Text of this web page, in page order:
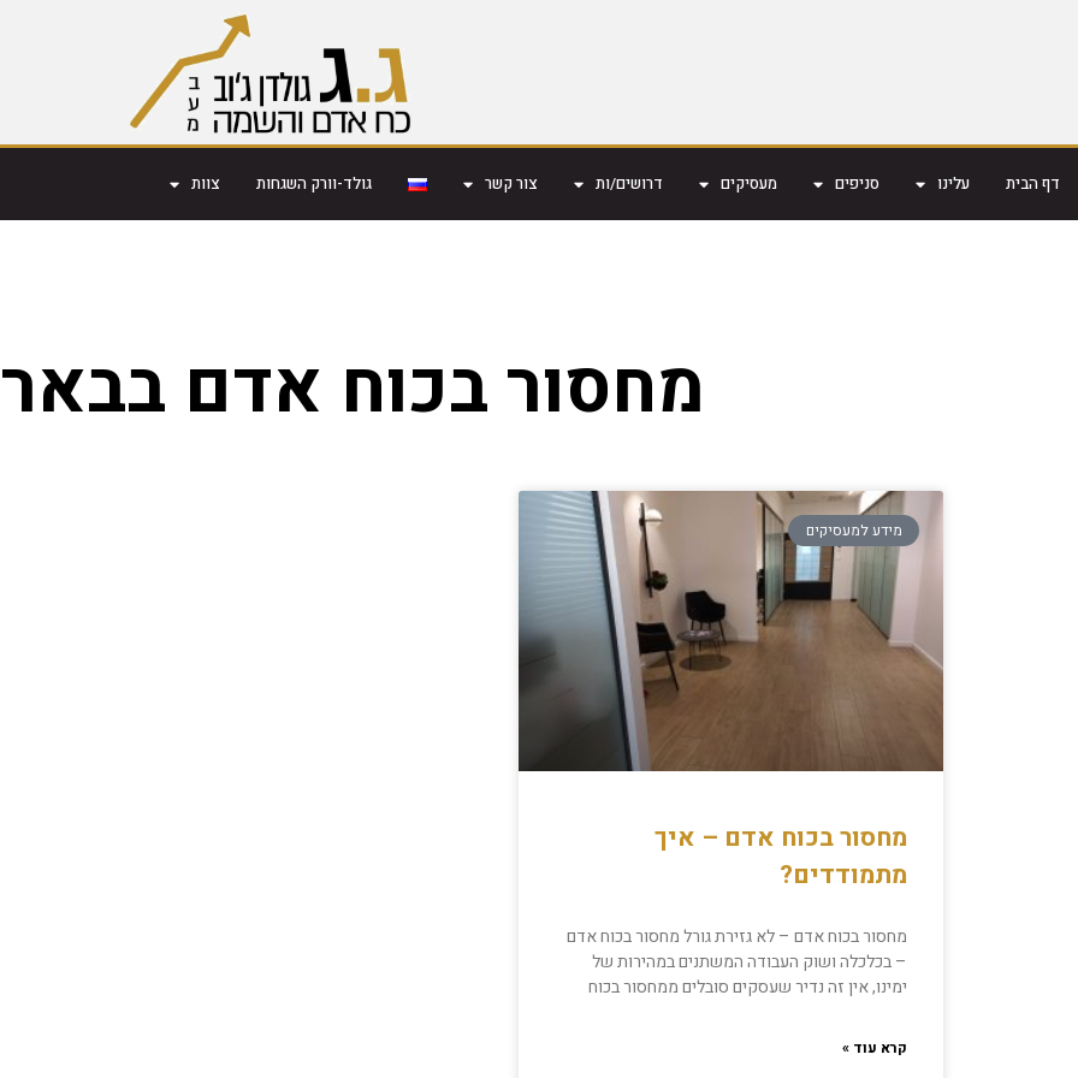
דף הבית עלינו סניפים מעסיקים דרושים/ות צור קשר גולד-וורק השגחות צוות
מחסור בכוח אדם
מידע למעסיקים
מחסור בכוח אדם – איך
מתמודדים?
מחסור בכוח אדם – לא גזירת גורל מחסור בכוח אדם
– בכלכלה ושוק העבודה המשתנים במהירות של
ימינו, אין זה נדיר שעסקים סובלים ממחסור בכוח
קרא עוד »